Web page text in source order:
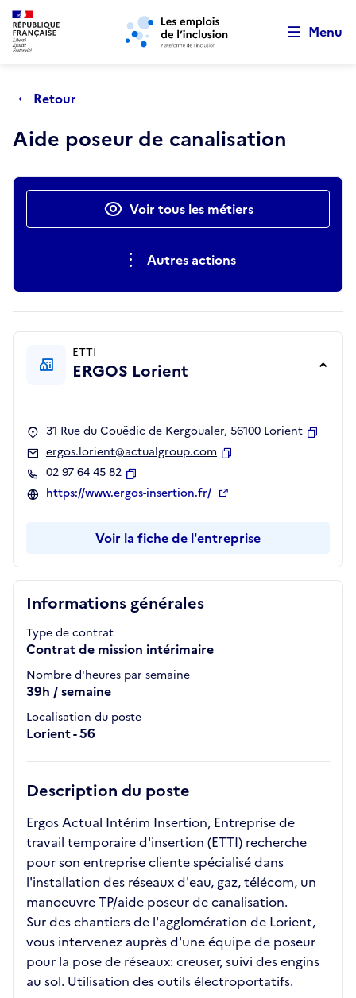
Aller au menu principal Aller au contenu principal
Menu
Retour
Aide poseur de canalisation
Actions rapidesVoir tous les métiers
Autres actions
Informations générales
Type de contrat
Contrat de mission intérimaire
Nombre d'heures par semaine
39h / semaine
Localisation du poste
Lorient - 56
Description du poste
Ergos Actual Intérim Insertion, Entreprise de
travail temporaire d'insertion (ETTI) recherche
pour son entreprise cliente spécialisé dans
l'installation des réseaux d'eau, gaz, télécom, un
manoeuvre TP/aide poseur de canalisation.
Sur des chantiers de l'agglomération de Lorient,
vous intervenez auprès d'une équipe de poseur
pour la pose de réseaux: creuser, suivi des engins
au sol. Utilisation des outils électroportatifs.
ETTI
ERGOS Lorient
31 Rue du Couëdic de Kergoualer, 56100 Lorient
ergos.lorient@actualgroup.com
02 97 64 45 82
Copier
https://www.ergos-insertion.fr/
Voir la fiche de l'entreprise
Retour au début de la page
Panneau de gestion des cookies